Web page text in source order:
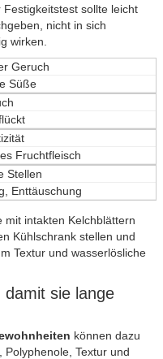
sollte leicht
nicht in sich
wirken.
Geruch
Süße
Fruchtfleisch
Stellen
Enttäuschung
mit intakten Kelchblättern
Kühlschrank stellen und
Textur und wasserlösliche
sie lange
können dazu
, Polyphenole, Textur und